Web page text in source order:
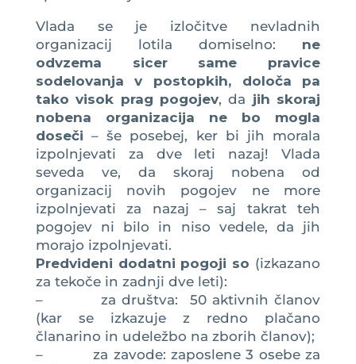
Vlada se je izločitve nevladnih
organizacij lotila domiselno: ne
odvzema sicer same pravice
sodelovanja v postopkih, določa pa
tako visok prag pogojev, da jih skoraj
nobena organizacija ne bo mogla
doseči – še posebej, ker bi jih morala
izpolnjevati za dve leti nazaj! Vlada
seveda ve, da skoraj nobena od
organizacij novih pogojev ne more
izpolnjevati za nazaj – saj takrat teh
pogojev ni bilo in niso vedele, da jih
morajo izpolnjevati.
Predvideni dodatni pogoji so (izkazano
za tekoče in zadnji dve leti):
– za društva: 50 aktivnih članov
(kar se izkazuje z redno plačano
članarino in udeležbo na zborih članov);
– za zavode: zaposlene 3 osebe za